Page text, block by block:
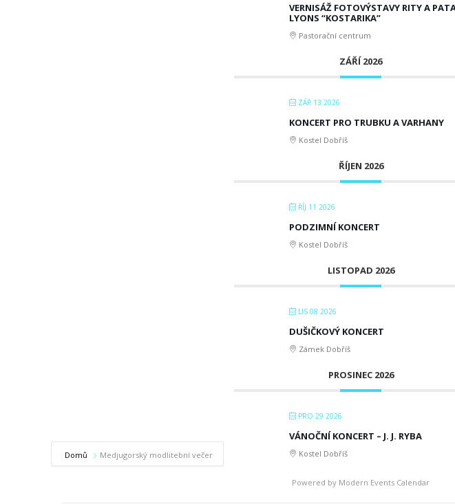
Domů Medjugorský modlitební večer
VERNISÁŽ FOTOVÝSTAVY RITY A
LYONS “KOSTARIKA”
Pastorační centrum
ZÁŘÍ 2026
ZÁŘ 13 2026
KONCERT PRO TRUBKU A VARHANY
Kostel Dobříš
ŘÍJEN 2026
ŘÍJ 11 2026
PODZIMNÍ KONCERT
Kostel Dobříš
LISTOPAD 2026
LIS 08 2026
DUŠIČKOVÝ KONCERT
Zámek Dobříš
PROSINEC 2026
PRO 29 2026
VÁNOČNÍ KONCERT – J. J. RYBA
Kostel Dobříš
Powered by Modern Events Calendar